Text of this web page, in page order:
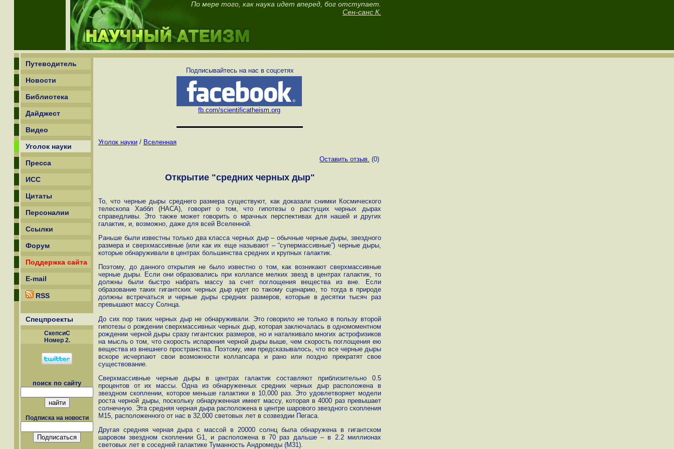
По мере того, как наука идет вперед, бог отступает.
Сен-санс К.
Путеводитель
Новости
Библиотека
Дайджест
Видео
Уголок науки
Пресса
ИСС
Цитаты
Персоналии
Ссылки
Форум
Поддержка сайта
E-mail
RSS
Спецпроекты
СкепсиС
Номер 2.
поиск по сайту
Подписка на новости
Подписывайтесь на нас в соцсетях
fb.com/scientificatheism.org
Уголок науки / Вселенная
Оставить отзыв. (0)
Открытие "средних черных дыр"
То, что черные дыры среднего размера существуют, как доказали снимки Космического
телескопа Хаббл (НАСА), говорит о том, что гипотезы о растущих черных дырах
справедливы. Это также может говорить о мрачных перспективах для нашей и других
галактик, и, возможно, даже для всей Вселенной.
Раньше были известны только два класса черных дыр – обычные черные дыры, звездного
размера и сверхмассивные (или как их еще называют – “супермассивные”) черные дыры,
которые обнаруживали в центрах большинства средних и крупных галактик.
Поэтому, до данного открытия не было известно о том, как возникают сверхмассивные
черные дыры. Если они образовались при коллапсе мелких звезд в центрах галактик, то
должны были быстро набрать массу за счет поглощения вещества из вне. Если
образование таких гигантских черных дыр идет по такому сценарию, то тогда в природе
должны встречаться и черные дыры средних размеров, которые в десятки тысяч раз
превышают массу Солнца.
До сих пор таких черных дыр не обнаруживали. Это говорило не только в пользу второй
гипотезы о рождении сверхмассивных черных дыр, которая заключалась в одномоментном
рождении черной дыры сразу гигантских размеров, но и наталкивало многих астрофизиков
на мысль о том, что скорость испарения черной дыры выше, чем скорость поглощения ею
вещества из внешнего пространства. Поэтому, ими предсказывалось, что все черные дыры
вскоре исчерпают свои возможности коллапсара и рано или поздно прекратят свое
существование.
Сверхмассивные черные дыры в центрах галактик составляют приблизительно 0.5
процентов от их массы. Одна из обнаруженных средних черных дыр расположена в
звездном скоплении, которое меньше галактики в 10,000 раз. Это удовлетворяет модели
роста черной дыры, поскольку обнаруженная имеет массу, которая в 4000 раз превышает
солнечную. Эта средняя черная дыра расположена в центре шарового звездного скопления
M15, расположенного от нас в 32,000 световых лет в созвездии Пегаса.
Другая средняя черная дыра с массой в 20000 солнц была обнаружена в гигантском
шаровом звездном скоплении G1, и расположена в 70 раз дальше – в 2.2 миллионах
световых лет в соседней галактике Туманность Андромеды (М31).